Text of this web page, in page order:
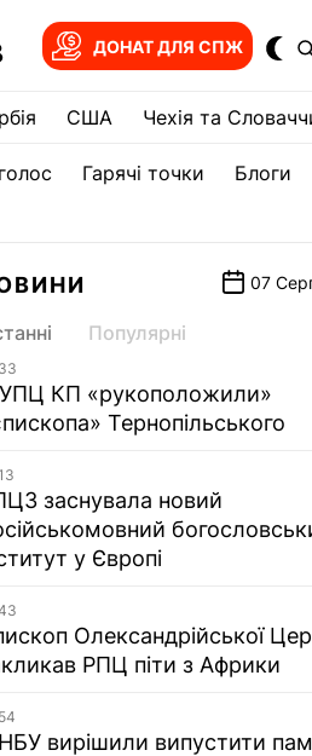
ДОНАТ ДЛЯ СПЖ
США Чехія та
Гарячі точки Блоги
07
Популярні
КП «рукоположили»
Тернопільського
заснувала новий
у Європі
Олександрійської
РПЦ піти з Африки
вирішили випустити